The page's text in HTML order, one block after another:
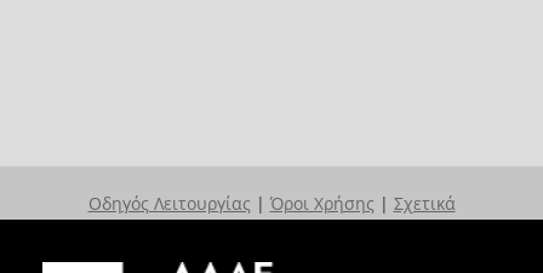
Οδηγός Λειτουργίας | Όροι Χρήσης | Σχετικά